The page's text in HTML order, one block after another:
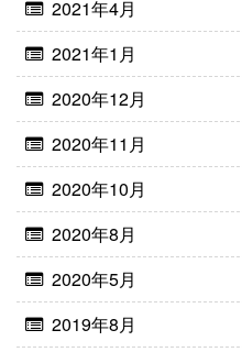
2021年4月
2021年1月
2020年12月
2020年11月
2020年10月
2020年8月
2020年5月
2019年8月